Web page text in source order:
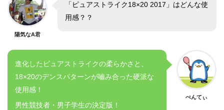
陽気なA君
「ピュアストライク18×20 2017」はどんな使
用感？？
進化したピュアストライクの柔らかさと、
18×20のデンスパターンが嚙み合った硬派な
使用感！
男性競技者・男子学生の決定版！
ぺんてぃ